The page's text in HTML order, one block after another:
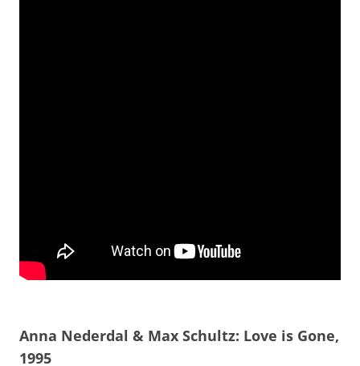
Anna Nederdal & Max Schultz: Love is Gone,
1995